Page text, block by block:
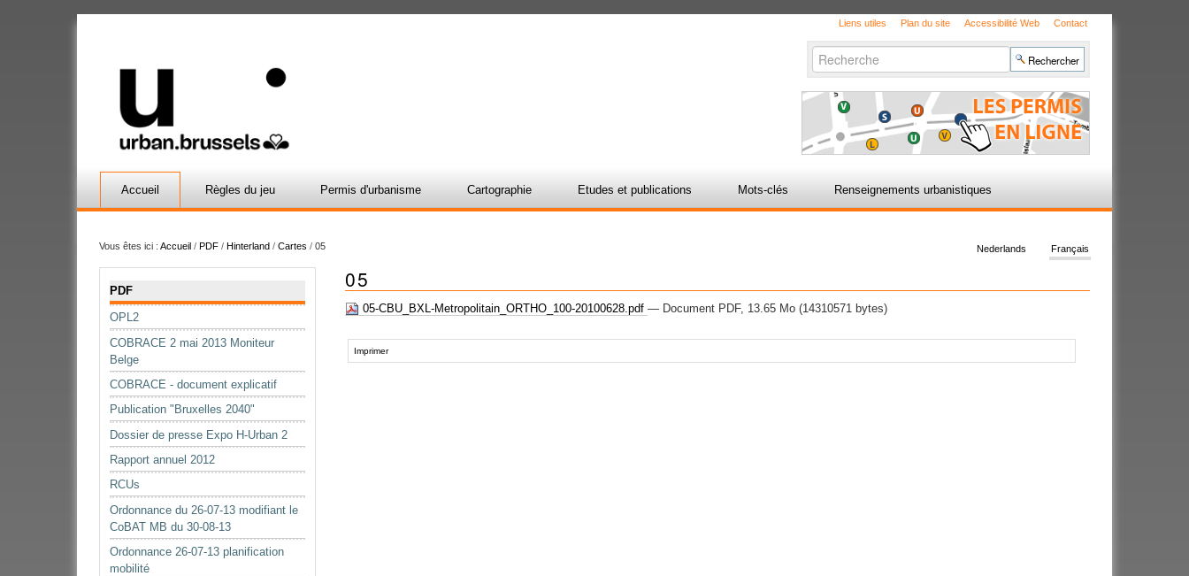
Liens utiles Plan du site Accessibilité Web Contact
Chercher par
avancée…
Accueil Règles du jeu Permis d'urbanisme Cartographie Etudes et publications Mots-clés Renseignements urbanistiques
Vous êtes ici : Accueil / PDF / Hinterland / Cartes / 05 Français
Nederlands
PDF
OPL2
COBRACE 2 mai 2013 Moniteur
Belge
COBRACE - document explicatif
Publication "Bruxelles 2040"
Dossier de presse Expo H-Urban 2
Rapport annuel 2012
RCUs
Ordonnance du 26-07-13 modifiant le
CoBAT MB du 30-08-13
Ordonnance 26-07-13 planification
mobilité
05
05-CBU_BXL-Metropolitain_ORTHO_100-20100628.pdf— Document PDF, 13.65 Mo (14310571 bytes)
surImprimer